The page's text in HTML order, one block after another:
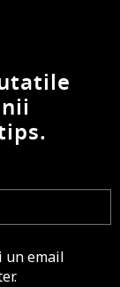
un email